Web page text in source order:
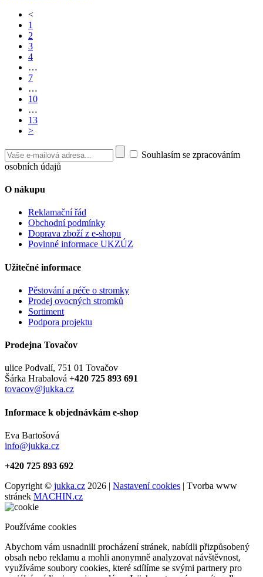
<
1
2
3
4
…
7
…
10
…
13
>
Souhlasím se zpracováním
osobních údajů
O nákupu
Reklamační řád
Obchodní podmínky
Doprava zboží z e-shopu
Povinné informace UKZÚZ
Užitečné informace
Pěstování a péče o stromky
Prodej ovocných stromků
Sortiment
Podpora projektu
Prodejna Tovačov
ulice Podvalí, 751 01 Tovačov
Šárka Hrabalová +420 725 893 691
tovacov@jukka.cz
Informace k objednávkám e-shop
Eva Bartošová
info@jukka.cz
+420 725 893 692
Copyright © jukka.cz 2026 | Nastavení cookies | Tvorba www
stránek MACHIN.cz
Používáme cookies
Abychom vám usnadnili procházení stránek, nabídli přizpůsobený
obsah nebo reklamu a mohli anonymně analyzovat návštěvnost,
využíváme soubory cookies, které sdílíme se svými partnery pro